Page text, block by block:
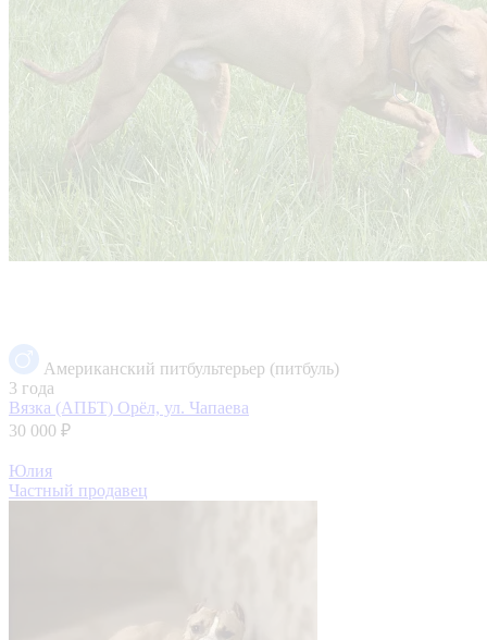
Американский питбультерьер (питбуль)
3 года
Вязка (АПБТ) Орёл, ул. Чапаева
30 000 ₽
Юлия
Частный продавец